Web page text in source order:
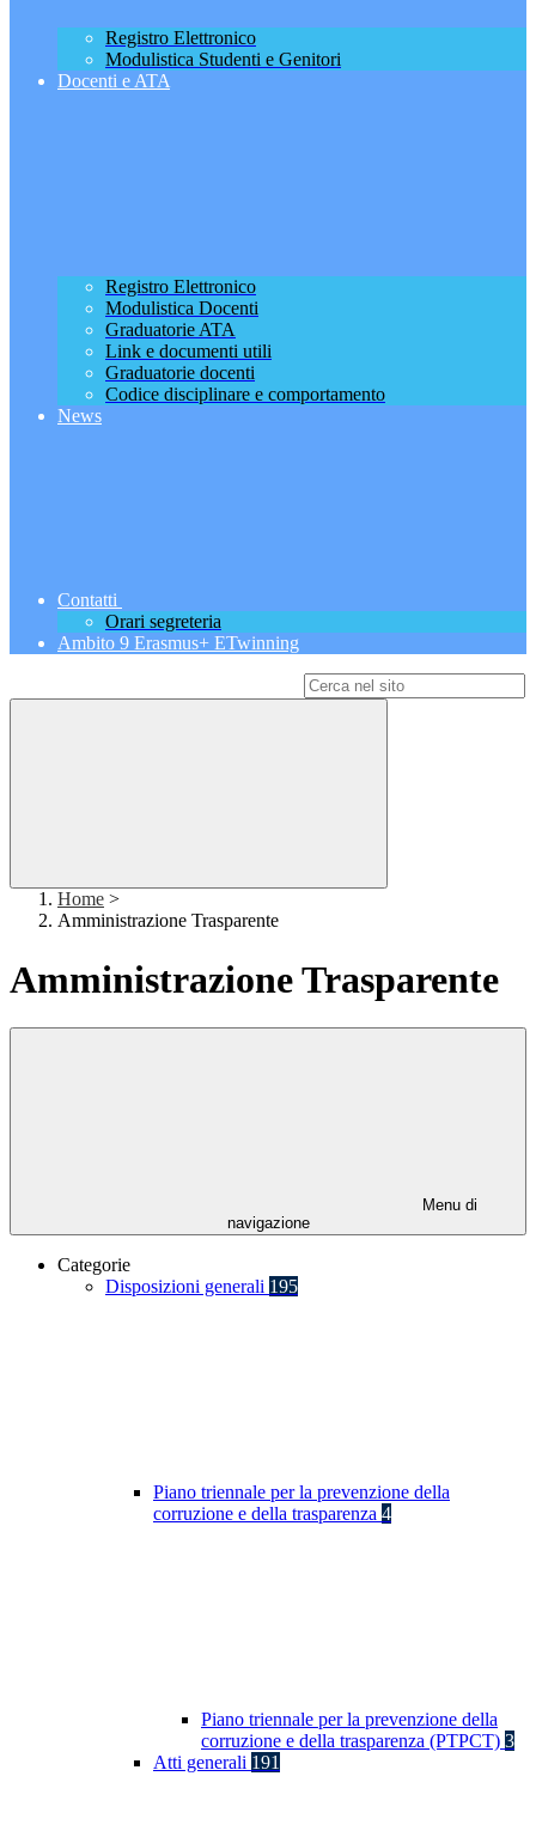
Registro Elettronico
Modulistica Studenti e Genitori
Docenti e ATA
Registro Elettronico
Modulistica Docenti
Graduatorie ATA
Link e documenti utili
Graduatorie docenti
Codice disciplinare e comportamento
News
Contatti
Orari segreteria
Ambito 9 Erasmus+ ETwinning
Home >
Amministrazione Trasparente
Amministrazione Trasparente
Menu di
navigazione
Categorie
Disposizioni generali 195
Piano triennale per la prevenzione della
corruzione e della trasparenza 4
Piano triennale per la prevenzione della
corruzione e della trasparenza (PTPCT) 3
Atti generali 191